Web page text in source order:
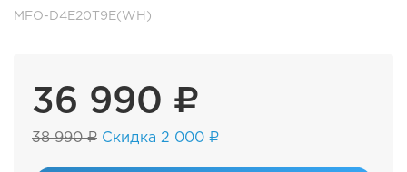
MFO-D4E20T9E(WH)
36 990 ₽
38 990 ₽ Скидка 2 000 ₽